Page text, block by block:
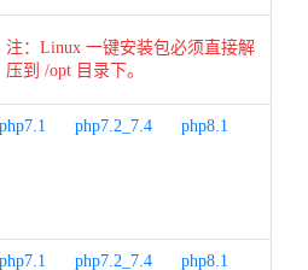
注：Linux 一键安装包必须直接解
压到 /opt 目录下。
php7.1 php7.2_7.4 php8.1
php7.1 php7.2_7.4 php8.1